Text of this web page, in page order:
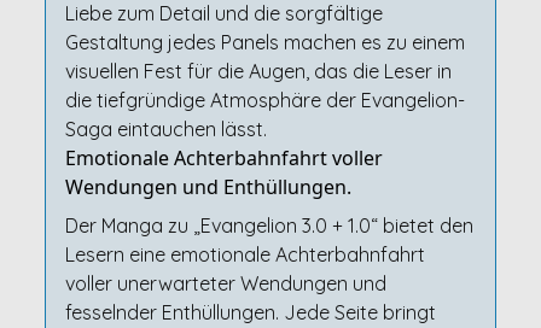
Liebe zum Detail und die sorgfältige
Gestaltung jedes Panels machen es zu einem
visuellen Fest für die Augen, das die Leser in
die tiefgründige Atmosphäre der Evangelion-
Saga eintauchen lässt.
Emotionale Achterbahnfahrt voller
Wendungen und Enthüllungen.
Der Manga zu „Evangelion 3.0 + 1.0“ bietet den
Lesern eine emotionale Achterbahnfahrt
voller unerwarteter Wendungen und
fesselnder Enthüllungen. Jede Seite bringt